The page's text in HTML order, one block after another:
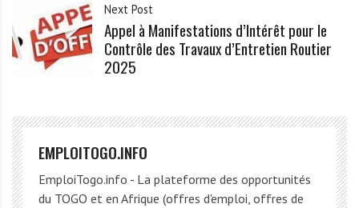
Next Post
Appel à Manifestations d’Intérêt pour le
Contrôle des Travaux d’Entretien Routier
2025
EMPLOITOGO.INFO
EmploiTogo.info - La plateforme des opportunités
du TOGO et en Afrique (offres d'emploi, offres de